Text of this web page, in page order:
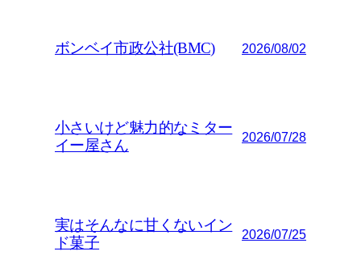
ボンベイ市政公社(BMC) 2026/08/02
小さいけど魅力的なミター
イー屋さん
2026/07/28
実はそんなに甘くないイン
ド菓子
2026/07/25